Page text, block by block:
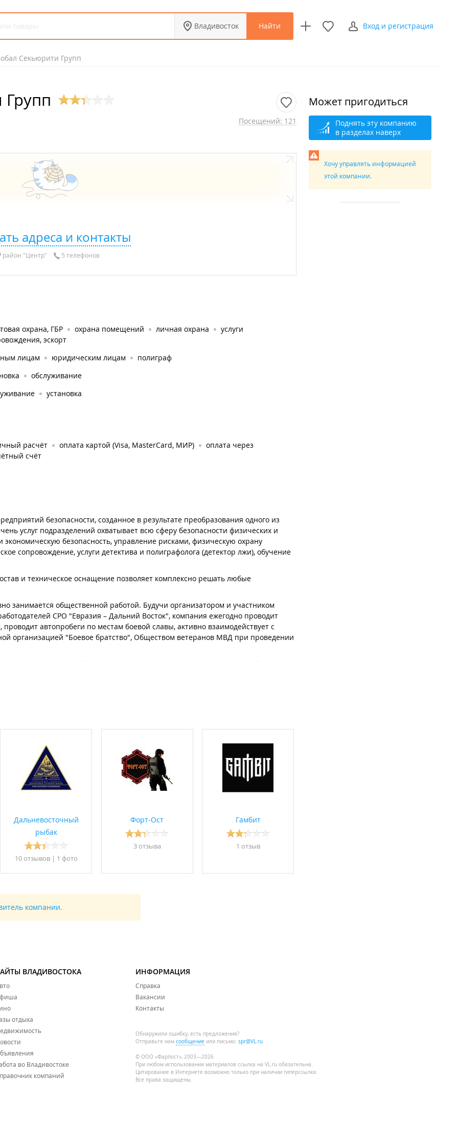
Владивосток Найти Вход и регистрация
Секьюрити Групп
Групп
Посещений: 121
адреса и контакты
район "Центр" 5 телефонов
охрана, ГБР охрана помещений личная охрана
услуги
эскорт
лицам юридическим лицам
полиграф
обслуживание
установка
расчёт оплата картой (Visa, MasterCard, МИР)
оплата через
счёт
безопасности, созданное в результате преобразования одного из
услуг подразделений охватывает всю сферу безопасности физических и
безопасность, управление рисками, физическую охрану
сопровождение, услуги детектива и полиграфолога (детектор лжи), обучение
и техническое оснащение позволяет комплексно решать любые
занимается общественной работой. Будучи организатором и участником
СРО "Евразия – Дальний Восток", компания ежегодно проводит
автопробеги по местам боевой славы, активно взаимодействует с
организацией "Боевое братство", Обществом ветеранов МВД при проведении
и направление деятельности, а за каждым контрагентом
"Региональная палата негосударственных организаций безопасности
охраны);
охрана);
промышленных объектов);
вооруженная охрана);
сопровождение);
морской безопасности" (аккредитовано Росморречфлотом);
источников ионизирующего излучения).
Дальневосточный
рыбак
10 отзывов| 1 фото
Форт-Ост
3 отзывa
Гамбит
1 отзыв
компании.
Может пригодиться
Поднять эту компанию
в разделах наверх
Хочу управлять информацией
этой компании.
ВЛАДИВОСТОКА
отдыха
во Владивостоке
компаний
ИНФОРМАЦИЯ
Справка
Вакансии
Контакты
Обнаружили ошибку, есть предложения?
Отправьте нам сообщение или письмо: spr@VL.ru
© ООО «Фарпост», 2003—2026
При любом использовании материалов ссылка на VL.ru обязательна.
Цитирование в Интернете возможно только при наличии гиперссылки.
Все права защищены.